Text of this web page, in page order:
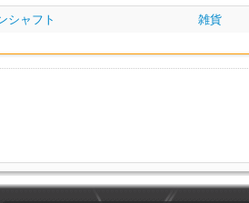
シャフト
雑貨